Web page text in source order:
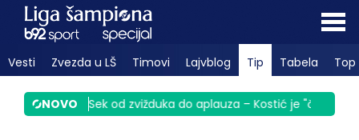
Vesti Zvezda u LŠ Timovi Lajvblog Tip Tabela Top
NOVO
Srbiju| Sek od zvižduka do aplauza – Kostić je "čigra"